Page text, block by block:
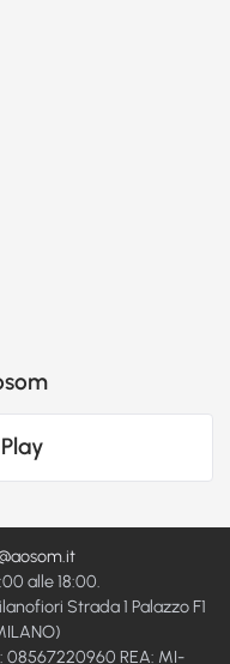
alle 18:00.
Strada 1 Palazzo F1
08567220960 REA: MI-